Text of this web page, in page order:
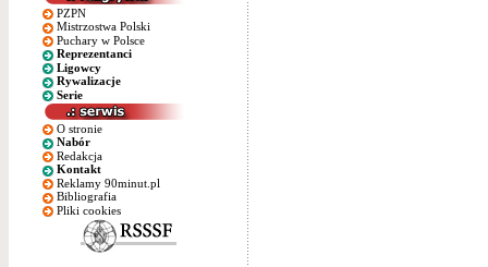
PZPN
Mistrzostwa Polski
Puchary w Polsce
Reprezentanci
Ligowcy
Rywalizacje
Serie
O stronie
Nabór
Redakcja
Kontakt
Reklamy 90minut.pl
Bibliografia
Pliki cookies